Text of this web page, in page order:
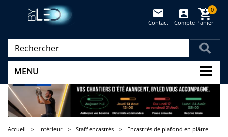
Panier
0
Compte
Contact
MENU
Accueil > Intérieur > Staff encastrés > Encastrés de plafond en plâtre